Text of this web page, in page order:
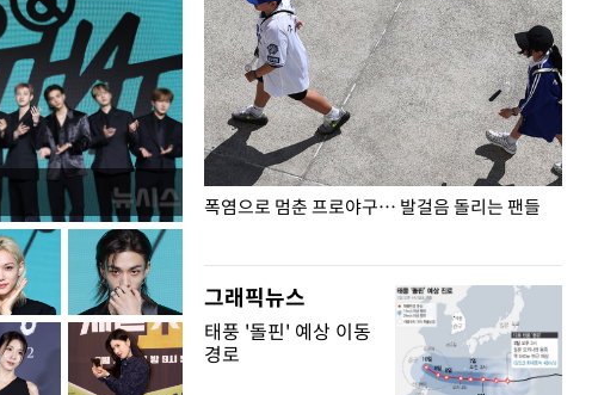
… 열화상 카메라에 담긴 폭염으로 멈춘 프로야구… 발걸음 돌리는 팬들
그래픽뉴스
태풍 '돌핀' 예상 이동
경로